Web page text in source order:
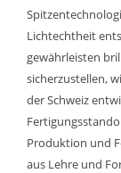
Lichtechtheit
gewährleisten
sicherzustellen,
der Schweiz
Produktion und
aus Lehre und